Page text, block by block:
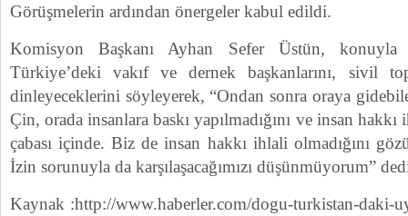
Görüşmelerin ardından önergeler kabul edildi.
Komisyon Başkanı Ayhan Sefer Üstün,
Türkiye’deki vakıf ve dernek başkanlarını, sivil
dinleyeceklerini söyleyerek, “Ondan sonra oraya
Çin, orada insanlara baskı yapılmadığını ve insan hakkı
çabası içinde. Biz de insan hakkı ihlali olmadığını
İzin sorunuyla da karşılaşacağımızı düşünmüyorum”
Kaynak :http://www.haberler.com/dogu-turkistan-daki-